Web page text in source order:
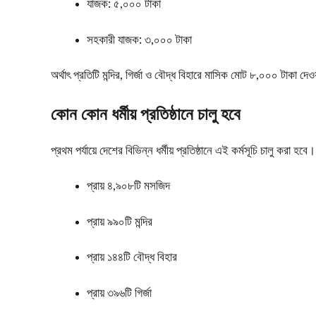
যাজক: ৫,০০০ টাকা
সহকারী যাজক: ৩,০০০ টাকা
অর্থাৎ প্রতিটি মন্দির, গির্জা ও বৌদ্ধ বিহারে মাসিক মোট ৮,০০০ টাকা
কোন কোন ধর্মীয় প্রতিষ্ঠানে চালু হবে
প্রথম পর্যায়ে দেশের বিভিন্ন ধর্মীয় প্রতিষ্ঠানে এই কর্মসূচি চালু করা
প্রায় ৪,৯০৮টি মসজিদ
প্রায় ৯৯০টি মন্দির
প্রায় ১৪৪টি বৌদ্ধ বিহার
প্রায় ৩৯৬টি গির্জা